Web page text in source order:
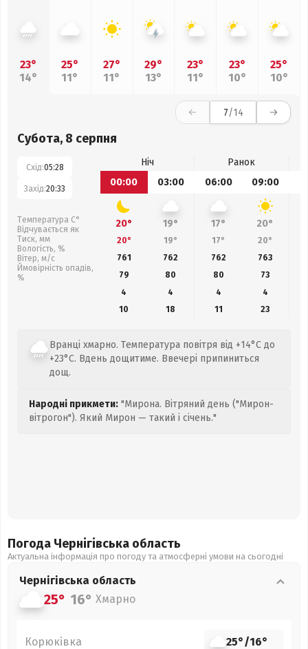
23°
14°
25°
11°
27°
11°
29°
13°
23°
11°
23°
10°
25°
10°
7/14
Субота, 8 серпня
Схід:05:28
Захід:20:33
Температура С°
Відчувається як
Тиск, мм
Вологість, %
Вітер, м/с
Ймовірність опадів,
%
Ніч
Ранок
00:00
03:00 06:00 09:00
20° 19° 17° 20°
20° 19° 17° 20°
761
762 762 763
79
80 80 73
4
4 4
4
10
18 11 23
Вранці хмарно. Температура повітря від +14°C до
+23°C. Вдень дощитиме. Ввечері припиниться
дощ.
Народні прикмети: "Мирона. Вітряний день ("Мирон-
вітрогон"). Який Мирон — такий і січень."
Погода Чернігівська область
Актуальна інформація про погоду та атмосферні умови на сьогодні
Чернігівська область
25° 16° Хмарно
Корюківка 25°/16°